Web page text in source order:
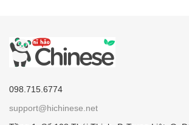
098.715.6774
support@hichinese.net